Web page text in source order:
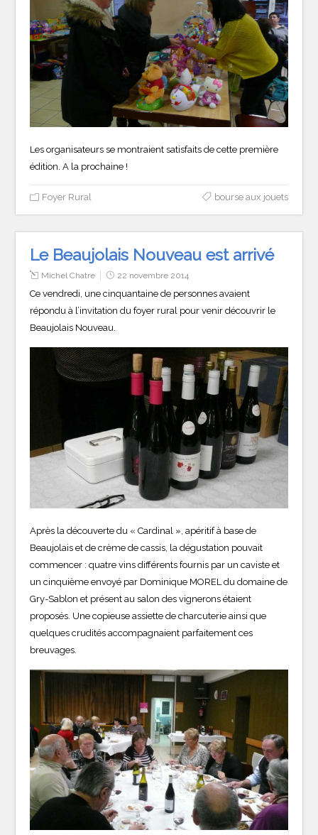
Les organisateurs se montraient satisfaits de cette première
édition. A la prochaine !
Foyer Rural bourse aux jouets
Le Beaujolais Nouveau est arrivé
Michel Chatre 22 novembre 2014
Ce vendredi, une cinquantaine de personnes avaient
répondu à l’invitation du foyer rural pour venir découvrir le
Beaujolais Nouveau.
Après la découverte du « Cardinal », apéritif à base de
Beaujolais et de crème de cassis, la dégustation pouvait
commencer : quatre vins différents fournis par un caviste et
un cinquième envoyé par Dominique MOREL du domaine de
Gry-Sablon et présent au salon des vignerons étaient
proposés. Une copieuse assiette de charcuterie ainsi que
quelques crudités accompagnaient parfaitement ces
breuvages.